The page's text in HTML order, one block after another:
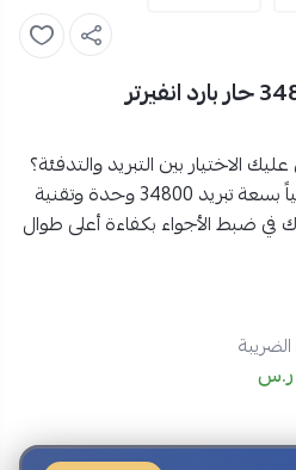
مكيف اسبليت جرى 34800 حار بارد انفيرتر
بين التبريد والتدفئة؟
يمنحك مكيف جري حلاً عملياً بسعة تبريد 34800 وحدة وتقنية
3 طن يساندك في ضبط الأجواء بكفاءة أعلى طوال